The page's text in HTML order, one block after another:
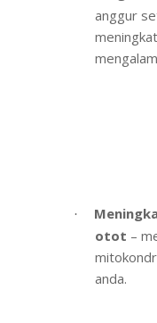
anggur
·
otot –
anda.